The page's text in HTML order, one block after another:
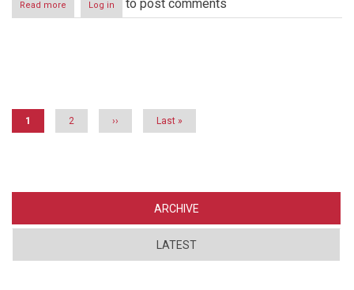
Read more
Adoptivbarn,
Log in to post comments
Current
page
1 Page
2
Next
page
››
Last
page
Last »
ARCHIVE
LATEST